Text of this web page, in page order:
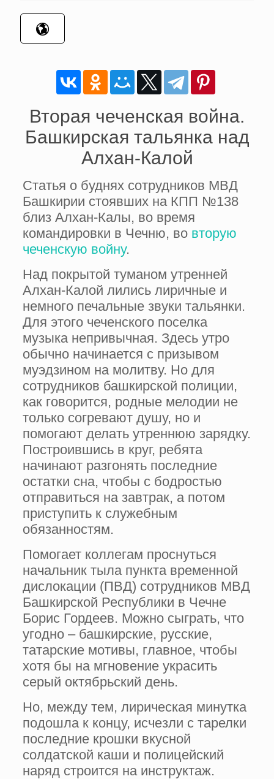
Вторая чеченская война.
Башкирская тальянка над
Алхан-Калой
Статья о буднях сотрудников МВД
Башкирии стоявших на КПП №138
близ Алхан-Калы, во время
командировки в Чечню, во вторую
чеченскую войну.
Над покрытой туманом утренней
Алхан-Калой лились лиричные и
немного печальные звуки тальянки.
Для этого чеченского поселка
музыка непривычная. Здесь утро
обычно начинается с призывом
муэдзином на молитву. Но для
сотрудников башкирской полиции,
как говорится, родные мелодии не
только согревают душу, но и
помогают делать утреннюю зарядку.
Построившись в круг, ребята
начинают разгонять последние
остатки сна, чтобы с бодростью
отправиться на завтрак, а потом
приступить к служебным
обязанностям.
Помогает коллегам проснуться
начальник тыла пункта временной
дислокации (ПВД) сотрудников МВД
Башкирской Республики в Чечне
Борис Гордеев. Можно сыграть, что
угодно – башкирские, русские,
татарские мотивы, главное, чтобы
хотя бы на мгновение украсить
серый октябрьский день.
Но, между тем, лирическая минутка
подошла к концу, исчезли с тарелки
последние крошки вкусной
солдатской каши и полицейский
наряд строится на инструктаж.